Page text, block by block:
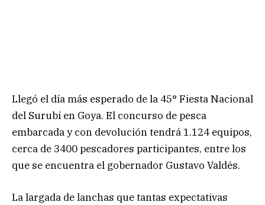
Llegó el día más esperado de la 45° Fiesta Nacional
del Surubí en Goya. El concurso de pesca
embarcada y con devolución tendrá 1.124 equipos,
cerca de 3400 pescadores participantes, entre los
que se encuentra el gobernador Gustavo Valdés.
La largada de lanchas que tantas expectativas